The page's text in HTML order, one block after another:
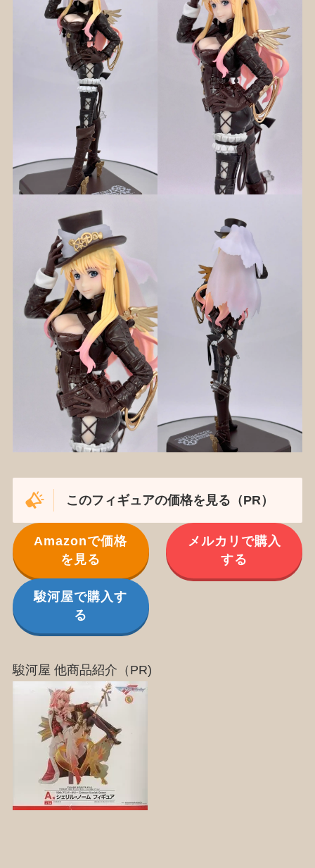
このフィギュアの価格を見る（PR）
Amazonで価格
を見る
メルカリで購入
する
駿河屋で購入す
る
駿河屋 他商品紹介（PR)